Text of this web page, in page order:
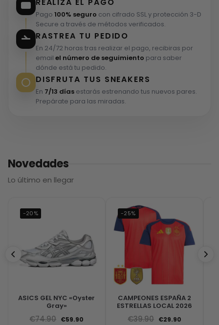
Pago 100% seguro con cifrado SSL y protección 3-D
Secure a través de métodos verificados.
RASTREA TU PEDIDO
En 24/72 horas tras realizar el pago, recibiras por
email el número de seguimiento para saber
dónde está tu pedido.
DISFRUTA TUS SNEAKERS
En 7/13 díasestarás estrenando tus nuevos pares.
Prepárate para las miradas.
Novedades
Lo último en llegar
-20%
ASICS GEL NYC «Oyster
Gray»
€74.90 €59.90
-25%
CAMPEONES ESPAÑA 2
ESTRELLAS LOCAL 2026
€39.90 €29.90